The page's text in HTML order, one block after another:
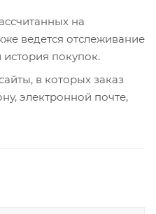
на
ведется отслеживание
история покупок.
в которых заказ
электронной почте,